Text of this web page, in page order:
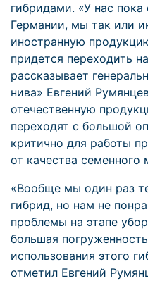
гибридами. «У нас
Германии, мы так или
иностранную
придется переходить
рассказывает
нива» Евгений
отечественную
переходят с большой
критично для работы
от качества семенного
«Вообще мы один раз
гибрид, но нам не
проблемы на этапе
большая
использования этого
отметил Евгений